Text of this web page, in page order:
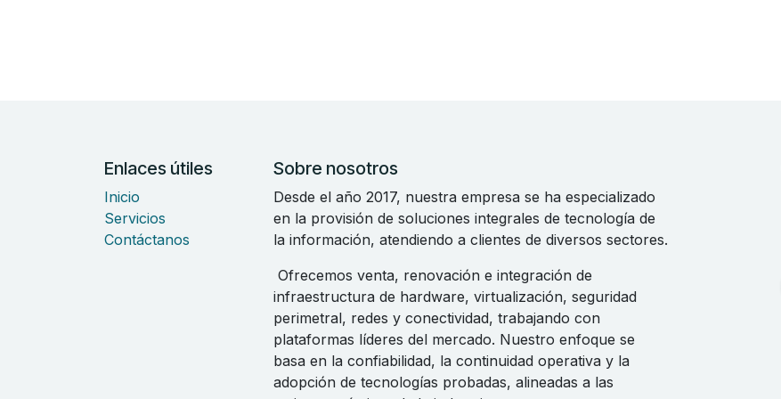
Enlaces útiles
Inicio
Servicios
Contáctanos
Sobre nosotros
Desde el año 2017, nuestra empresa se ha especializado
en la provisión de soluciones integrales de tecnología de
la información, atendiendo a clientes de diversos sectores.
Ofrecemos venta, renovación e integración de
infraestructura de hardware, virtualización, seguridad
perimetral, redes y conectividad, trabajando con
plataformas líderes del mercado. Nuestro enfoque se
basa en la confiabilidad, la continuidad operativa y la
adopción de tecnologías probadas, alineadas a las